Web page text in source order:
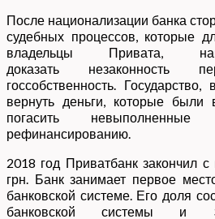
После национализации банка
судебных процессов, которые
владельцы Привата,
доказать незаконность
госсобственность.
вернуть деньги, которые
погасить невыполненные
рефинансированию.
2018 год Приватбанк закончил
грн. Банк занимает первое
банковской системе. Его доля
банковской системы и